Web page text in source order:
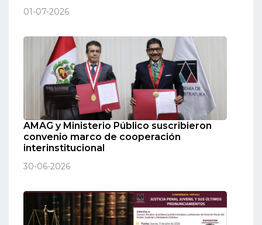
01-07-2026
AMAG y Ministerio Público suscribieron
convenio marco de cooperación
interinstitucional
30-06-2026